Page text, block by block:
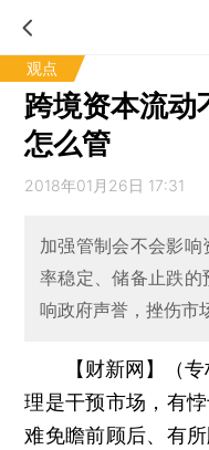
观点
跨境资本流动
怎么管
2018年01月26日 17:31
加强管制会不会影
率稳定、储备止跌
响政府声誉，挫伤市
【财新网】（
理是干预市场，有
难免瞻前顾后、有